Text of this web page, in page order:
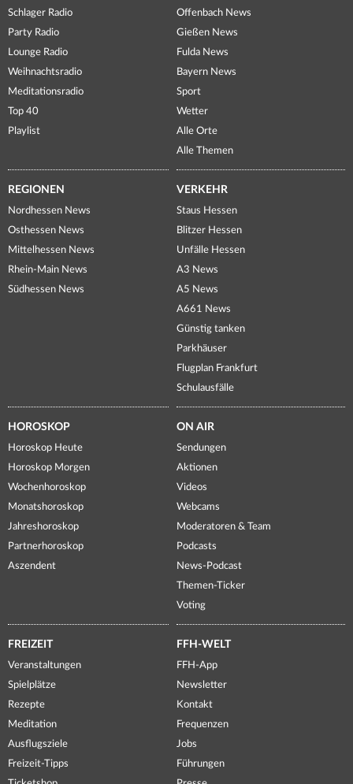
Schlager Radio
Party Radio
Lounge Radio
Weihnachtsradio
Meditationsradio
Top 40
Playlist
Offenbach News
Gießen News
Fulda News
Bayern News
Sport
Wetter
Alle Orte
Alle Themen
REGIONEN
Nordhessen News
Osthessen News
Mittelhessen News
Rhein-Main News
Südhessen News
VERKEHR
Staus Hessen
Blitzer Hessen
Unfälle Hessen
A3 News
A5 News
A661 News
Günstig tanken
Parkhäuser
Flugplan Frankfurt
Schulausfälle
HOROSKOP
Horoskop Heute
Horoskop Morgen
Wochenhoroskop
Monatshoroskop
Jahreshoroskop
Partnerhoroskop
Aszendent
ON AIR
Sendungen
Aktionen
Videos
Webcams
Moderatoren & Team
Podcasts
News-Podcast
Themen-Ticker
Voting
FREIZEIT
Veranstaltungen
Spielplätze
Rezepte
Meditation
Ausflugsziele
Freizeit-Tipps
FFH-WELT
FFH-App
Newsletter
Kontakt
Frequenzen
Jobs
Führungen